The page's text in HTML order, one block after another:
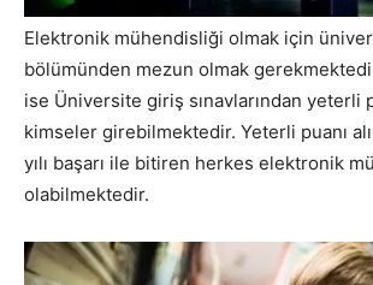
Elektronik mühendisliği olmak için
bölümünden mezun olmak
ise Üniversite giriş sınavlarından yeterli
kimseler girebilmektedir. Yeterli puanı
yılı başarı ile bitiren herkes elektronik
olabilmektedir.